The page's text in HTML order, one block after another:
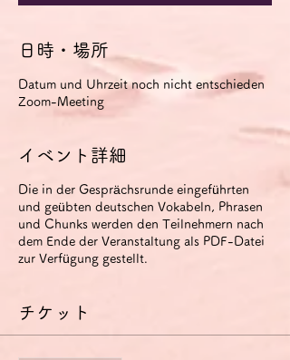
日時・場所
Datum und Uhrzeit noch nicht entschieden
Zoom-Meeting
イベント詳細
Die in der Gesprächsrunde eingeführten
und geübten deutschen Vokabeln, Phrasen
und Chunks werden den Teilnehmern nach
dem Ende der Veranstaltung als PDF-Datei
zur Verfügung gestellt.
チケット